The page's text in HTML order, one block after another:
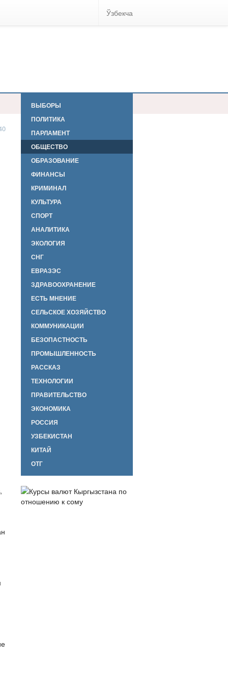
Ўзбекча
ВЫБОРЫ
ПОЛИТИКА
ПАРЛАМЕНТ
ОБЩЕСТВО
ОБРАЗОВАНИЕ
ФИНАНСЫ
КРИМИНАЛ
КУЛЬТУРА
СПОРТ
АНАЛИТИКА
ЭКОЛОГИЯ
СНГ
ЕВРАЗЭС
ЗДРАВООХРАНЕНИЕ
ЕСТЬ МНЕНИЕ
СЕЛЬСКОЕ ХОЗЯЙСТВО
КОММУНИКАЦИИ
БЕЗОПАСТНОСТЬ
ПРОМЫШЛЕННОСТЬ
РАССКАЗ
ТЕХНОЛОГИИ
ПРАВИТЕЛЬСТВО
ЭКОНОМИКА
РОССИЯ
УЗБЕКИСТАН
КИТАЙ
ОТГ